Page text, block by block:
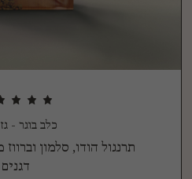
כלב בוגר -
תרנגול הודו, סלמון
דגנים